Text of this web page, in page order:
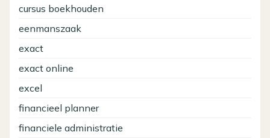
cursus boekhouden
eenmanszaak
exact
exact online
excel
financieel planner
financiele administratie